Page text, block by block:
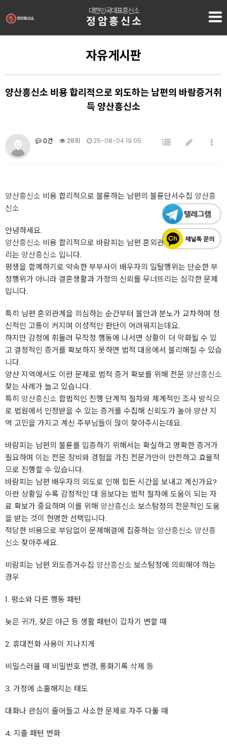
대한민국대표흥신소
정암흥신소
자유게시판
양산흥신소 비용 합리적으로 외도하는 남편의 바람증거취
득 양산흥신소
0건 28회 25-08-04 19:05
양산흥신소 비용 합리적으로 불륜하는 남편의 불륜단서수집 양산흥
신소
안녕하세요.
양산흥신소 비용 합리적으로 바람피는 남편 혼외관계 증거수집 해드
리는 양산흥신소 입니다.
평생을 함께하기로 약속한 부부사이 배우자의 일탈행위는 단순한 부
정행위가 아니라 결혼생활과 가정의 신뢰를 무너뜨리는 심각한 문제
입니다.
특히 남편 혼외관계을 의심하는 순간부터 불안과 분노가 교차하며 정
신적인 고통이 커지며 이성적인 판단이 어려워지는데요.
하지만 감정에 휘둘려 무작정 행동에 나서면 상황이 더 악화될 수 있
고 결정적인 증거를 확보하지 못하면 법적 대응에서 불리해질 수 있습
니다.
양산 지역에서도 이런 문제로 법적 증거 확보를 위해 전문 양산흥신소
찾는 사례가 늘고 있습니다.
특히 양산흥신소 합법적인 진행 단계적 절차와 체계적인 조사 방식으
로 법원에서 인정받을 수 있는 증거를 수집해 신뢰도가 높아 양산 지
역 고민을 가지고 계신 주부님들이 많이 찾아주시는데요.
바람피는 남편의 불륜를 입증하기 위해서는 확실하고 명확한 증거가
필요하며 이는 전문 장비와 경험을 가진 전문가만이 안전하고 효율적
으로 진행할 수 있습니다.
바람피는 남편 배우자의 외도로 인해 힘든 시간을 보내고 계신가요?
이런 상황일 수록 감정적인 대 응보다는 법적 절차에 도움이 되는 자
료 확보가 중요하며 이를 위해 양산흥신소 보스탐정의 전문적인 도움
을 받는 것이 현명한 선택입니다.
적당한 비용으로 부담없이 문제해결에 집중하는 양산흥신소 양산흥
신소 찾아주세요.
비람피는 남편 외도증거수집 양산흥신소 보스탐정에 의뢰해야 하는
경우
1. 평소와 다른 행동 패턴
늦은 귀가, 잦은 야근 등 생활 패턴이 갑자기 변할 때
2. 휴대전화 사용이 지나치게
비밀스러울 때 비밀번호 변경, 통화기록 삭제 등
3. 가정에 소홀해지는 태도
대화나 관심이 줄어들고 사소한 문제로 자주 다툴 때
4. 지출 패턴 변화